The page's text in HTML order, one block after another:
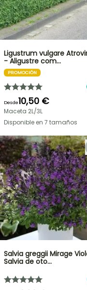
Ligustrum vulgare
- Aligustre com…
PROMOCIÓN
Desde10,50 €
Maceta 2L/3L
Disponible en 7 tamaños
Salvia greggii Mirage
Salvia de oto…